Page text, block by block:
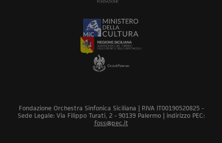
Fondazione Orchestra Sinfonica Siciliana | P.IVA IT00190520825 -
Sede Legale: Via Filippo Turati, 2 - 90139 Palermo | indirizzo PEC:
foss@pec.it